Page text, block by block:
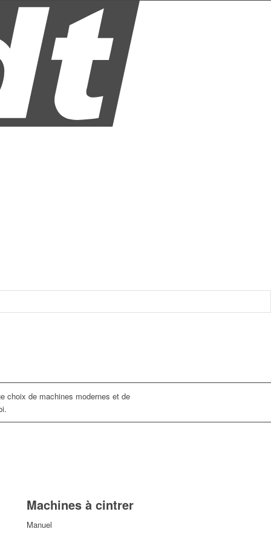
choix de machines modernes et de
Machines à cintrer
Manuel